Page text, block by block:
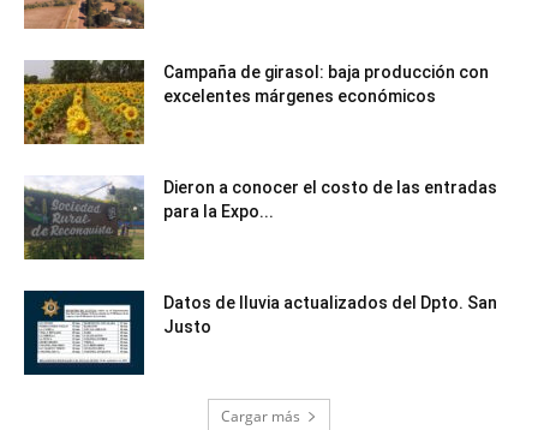
Campaña de girasol: baja producción con
excelentes márgenes económicos
Dieron a conocer el costo de las entradas
para la Expo...
Datos de lluvia actualizados del Dpto. San
Justo
Cargar más